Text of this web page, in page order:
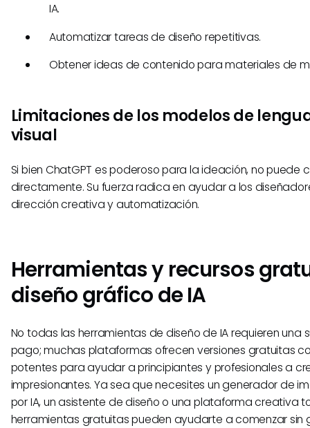
IA.
Automatizar tareas de diseño repetitivas.
Obtener ideas de contenido para materiales de
Limitaciones de los modelos de
visual
Si bien ChatGPT es poderoso para la ideación, no puede
directamente. Su fuerza radica en ayudar a los
dirección creativa y automatización.
Herramientas y recursos
diseño gráfico de IA
No todas las herramientas de diseño de IA requieren una
pago; muchas plataformas ofrecen versiones gratuitas
potentes para ayudar a principiantes y profesionales a
impresionantes. Ya sea que necesites un generador de
por IA, un asistente de diseño o una plataforma creativa
herramientas gratuitas pueden ayudarte a comenzar sin